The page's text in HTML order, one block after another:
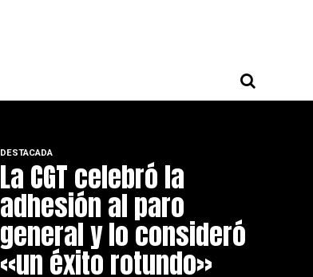
DESTACADA
La CGT celebró la
adhesión al paro
general y lo consideró
«un éxito rotundo»